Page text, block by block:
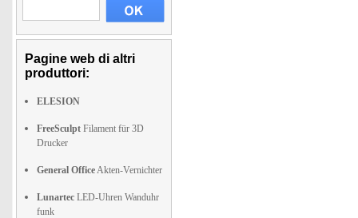
Pagine web di altri
produttori:
ELESION
FreeSculpt Filament für 3D
Drucker
General OfficeAkten-Vernichter
Lunartec LED-Uhren Wanduhr
funk